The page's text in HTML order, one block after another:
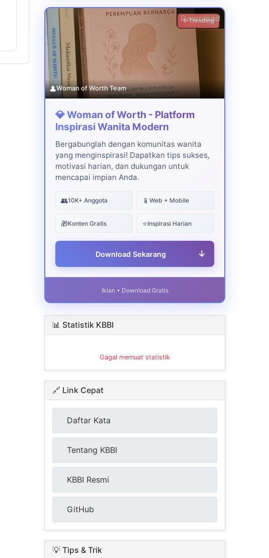
Download
✨ Trending
👤Woman of Worth Team
💎 Woman of Worth - Platform
Inspirasi Wanita Modern
Bergabunglah dengan komunitas wanita
yang menginspirasi! Dapatkan tips sukses,
motivasi harian, dan dukungan untuk
mencapai impian Anda.
👥10K+ Anggota 📱 Web + Mobile
🎁Konten Gratis ⭐Inspirasi Harian
Download Sekarang ↓
Iklan • Download Gratis
📊 Statistik KBBI
Gagal memuat statistik
🔗 Link Cepat
Daftar Kata
Tentang KBBI
KBBI Resmi
GitHub
💡 Tips & Trik